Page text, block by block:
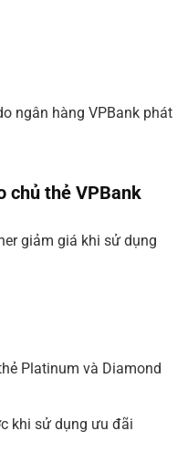
ngân hàng VPBank phát
chủ thẻ VPBank
giảm giá khi sử dụng
Platinum và Diamond
khi sử dụng ưu đãi